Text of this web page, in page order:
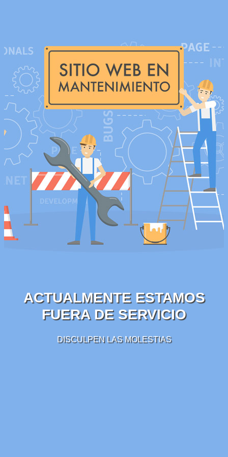
ACTUALMENTE ESTAMOS
FUERA DE SERVICIO
DISCULPEN LAS MOLESTIAS